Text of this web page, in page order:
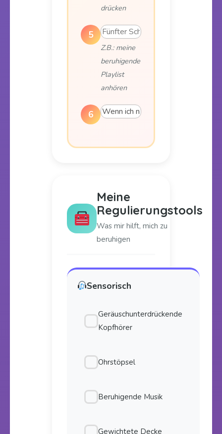
drücken
5
Z.B.: meine
beruhigende
Playlist
anhören
6
Meine
Regulierungstools
Was mir hilft, mich zu
beruhigen
Sensorisch
Geräuschunterdrückende
Kopfhörer
Ohrstöpsel
Beruhigende Musik
Gewichtete Decke